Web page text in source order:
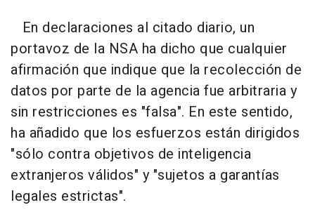
En declaraciones al citado diario, un
portavoz de la NSA ha dicho que cualquier
afirmación que indique que la recolección de
datos por parte de la agencia fue arbitraria y
sin restricciones es "falsa". En este sentido,
ha añadido que los esfuerzos están dirigidos
"sólo contra objetivos de inteligencia
extranjeros válidos" y "sujetos a garantías
legales estrictas".